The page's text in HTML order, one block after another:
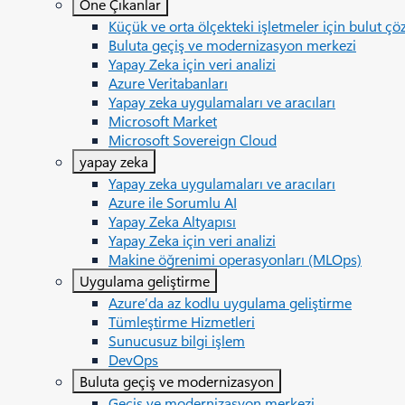
Öne Çıkanlar
Küçük ve orta ölçekteki işletmeler için bulut
Buluta geçiş ve modernizasyon merkezi
Yapay Zeka için veri analizi
Azure Veritabanları
Yapay zeka uygulamaları ve aracıları
Microsoft Market
Microsoft Sovereign Cloud
yapay zeka
Yapay zeka uygulamaları ve aracıları
Azure ile Sorumlu AI
Yapay Zeka Altyapısı
Yapay Zeka için veri analizi
Makine öğrenimi operasyonları (MLOps)
Uygulama geliştirme
Azure’da az kodlu uygulama geliştirme
Tümleştirme Hizmetleri
Sunucusuz bilgi işlem
DevOps
Buluta geçiş ve modernizasyon